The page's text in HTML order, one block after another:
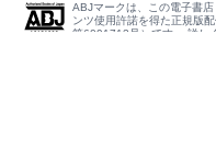
ABJマークは、この電子書
ンツ使用許諾を得た正規版
第6091713号）です。 詳し